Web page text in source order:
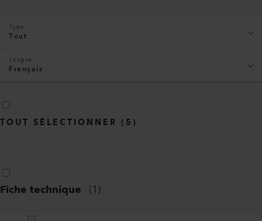
Type
Tout
Langue
Français
TOUT SÉLECTIONNER ( 5 )
Fiche technique (1)